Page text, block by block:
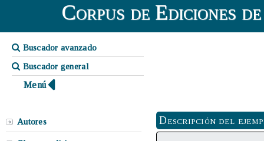
Corpus de Ediciones
Buscador avanzado
Buscador general
Menú
Autores Descripción del